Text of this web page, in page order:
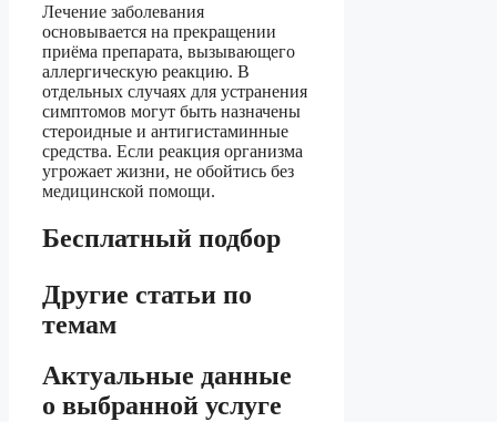
Лечение заболевания
основывается на прекращении
приёма препарата, вызывающего
аллергическую реакцию. В
отдельных случаях для устранения
симптомов могут быть назначены
стероидные и антигистаминные
средства. Если реакция организма
угрожает жизни, не обойтись без
медицинской помощи.
Бесплатный подбор
Другие статьи по
темам
Актуальные данные
о выбранной услуге